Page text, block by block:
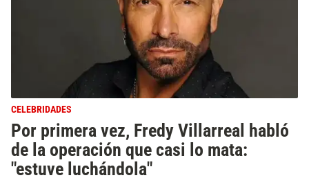
CELEBRIDADES
Por primera vez, Fredy Villarreal habló
de la operación que casi lo mata:
"estuve luchándola"